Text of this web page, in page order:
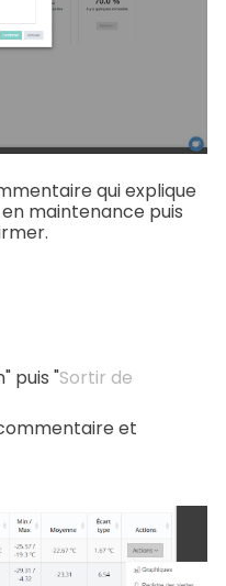
qui explique
maintenance puis
puis "Sortir de
et